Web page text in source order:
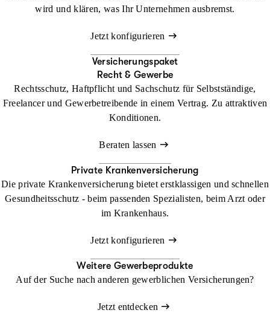
wird und klären, was Ihr Unternehmen ausbremst.
Jetzt konfigurieren
Versicherungspaket
Recht & Gewerbe
Rechtsschutz, Haftpflicht und Sachschutz für Selbstständige,
Freelancer und Gewerbetreibende in einem Vertrag. Zu attraktiven
Konditionen.
Beraten lassen
Private Krankenversicherung
Die private Krankenversicherung bietet erstklassigen und schnellen
Gesundheitsschutz - beim passenden Spezialisten, beim Arzt oder
im Krankenhaus.
Jetzt konfigurieren
Weitere Gewerbeprodukte
Auf der Suche nach anderen gewerblichen Versicherungen?
Jetzt entdecken